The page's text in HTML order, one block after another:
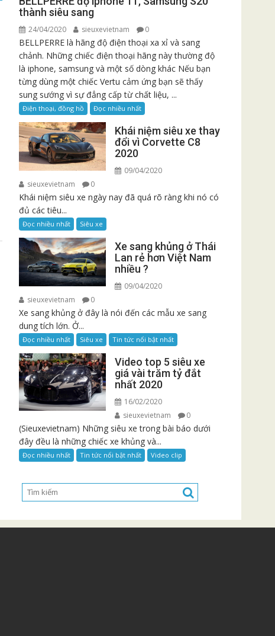
thành siêu sang
24/04/2020 sieuxevietnam 0
BELLPERRE là hãng độ điện thoại xa xỉ và sang
chảnh. Những chiếc điện thoại hãng này thường độ
là iphone, samsung và một số dòng khác Nếu bạn
từng dùng một chiếc Vertu cảm ứng bạn sẽ thấy
sung sướng vì sự đẳng cấp từ chất liệu, ...
Điện thoại, đồng hồ Đọc nhiều nhất
Khái niệm siêu xe thay
đổi vì Corvette C8
2020
09/04/2020
sieuxevietnam
0
Khái niệm siêu xe ngày nay đã quá rõ ràng khi nó có
đủ các tiêu...
Đọc nhiều nhất Siêu xe
Xe sang khủng ở Thái
Lan rẻ hơn Việt Nam
nhiều ?
09/04/2020
sieuxevietnam
0
Xe sang khủng ở đây là nói đến các mẫu xe sang
dung tích lớn. Ở...
Đọc nhiều nhất Siêu xe Tin tức nổi bật nhất
Video top 5 siêu xe
giá vài trăm tỷ đắt
nhất 2020
16/02/2020
sieuxevietnam
0
(Sieuxevietnam) Những siêu xe trong bài báo dưới
đây đều là những chiếc xe khủng và...
Đọc nhiều nhất Tin tức nổi bật nhất Video clip